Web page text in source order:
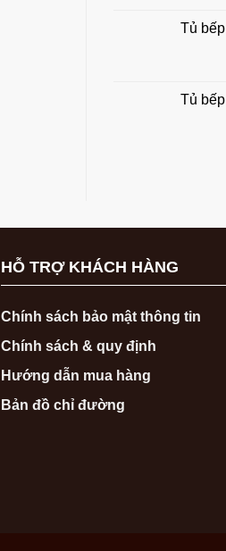
Tủ bếp
Tủ bếp
HỖ TRỢ KHÁCH HÀNG
Chính sách bảo mật thông tin
Chính sách & quy định
Hướng dẫn mua hàng
Bản đồ chỉ đường